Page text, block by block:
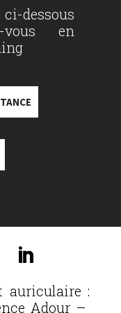
dessous
vous en
auriculaire :
Adour –